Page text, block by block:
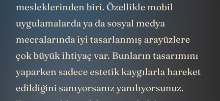
mesleklerinden biri. Özellikle mobil
uygulamalarda ya da sosyal medya
mecralarında iyi tasarlanmış arayüzlere
çok büyük ihtiyaç var. Bunların tasarımını
yaparken sadece estetik kaygılarla hareket
edildiğini sanıyorsanız yanılıyorsunuz.